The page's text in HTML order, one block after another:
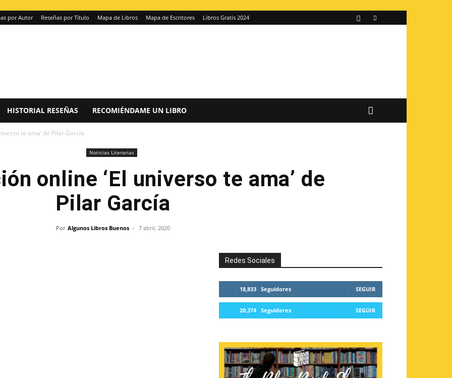
por Autor Reseñas por Título Mapa de Libros Mapa de Escritores Libros Gratis 2024
HISTORIAL RESEÑAS RECOMIÉNDAME UN LIBRO
te ama’ de Pilar García
Noticias Literarias
online ‘El universo te ama’ de
Pilar García
Por Algunos Libros Buenos - 7 abril, 2020
Redes Sociales
18,833 Seguidores SEGUIR
20,374 Seguidores SEGUIR